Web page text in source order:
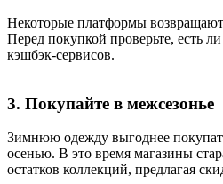
Некоторые платформы возвращают
Перед покупкой проверьте, есть
кэшбэк-сервисов.
3. Покупайте в межсезонье
Зимнюю одежду выгоднее
осенью. В это время магазины
остатков коллекций, предлагая